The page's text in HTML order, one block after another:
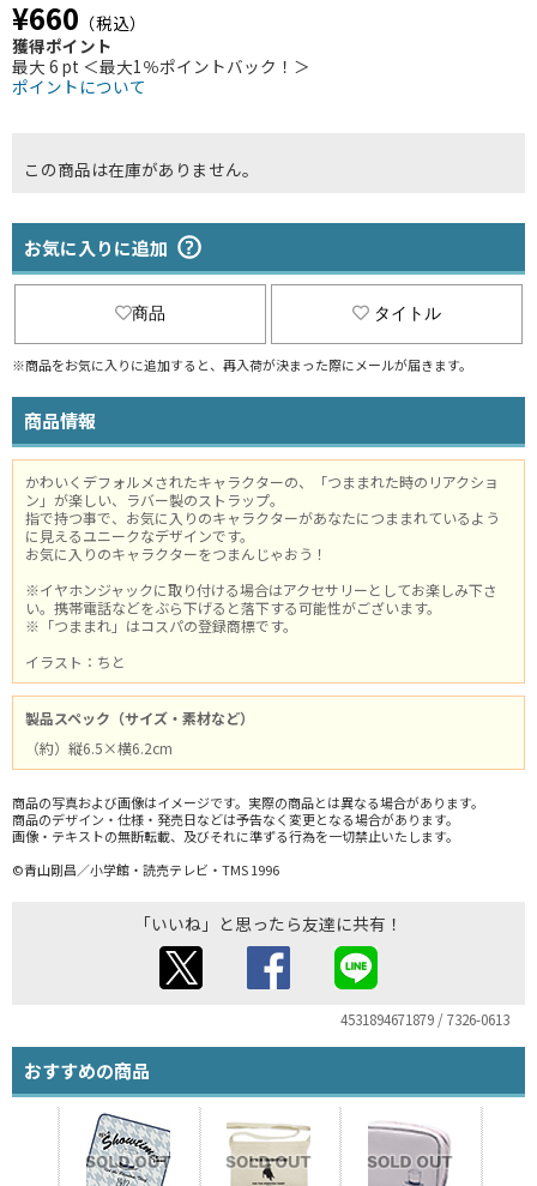
¥660 （税込）
獲得ポイント
最大 6 pt ＜最大1％ポイントバック！＞
ポイントについて
この商品は在庫がありません。
お気に入りに追加
商品 タイトル
※商品をお気に入りに追加すると、再入荷が決まった際にメールが届きます。
商品情報
かわいくデフォルメされたキャラクターの、「つままれた時のリアクショ
ン」が楽しい、ラバー製のストラップ。
指で持つ事で、お気に入りのキャラクターがあなたにつままれているよう
に見えるユニークなデザインです。
お気に入りのキャラクターをつまんじゃおう！
※イヤホンジャックに取り付ける場合はアクセサリーとしてお楽しみ下さ
い。携帯電話などをぶら下げると落下する可能性がございます。
※「つままれ」はコスパの登録商標です。
イラスト：ちと
製品スペック（サイズ・素材など）
（約）縦6.5×横6.2cm
商品の写真および画像はイメージです。実際の商品とは異なる場合があります。
商品のデザイン・仕様・発売日などは予告なく変更となる場合があります。
画像・テキストの無断転載、及びそれに準ずる行為を一切禁止いたします。
©青山剛昌／小学館・読売テレビ・TMS 1996
「いいね」と思ったら友達に共有！
4531894671879 / 7326-0613
おすすめの商品